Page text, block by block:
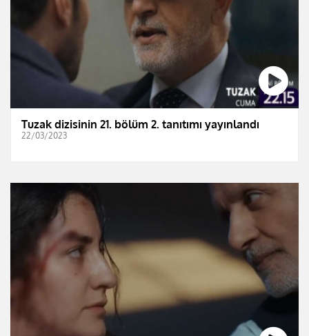
Tuzak dizisinin 21. bölüm 2. tanıtımı yayınlandı
22/03/2023